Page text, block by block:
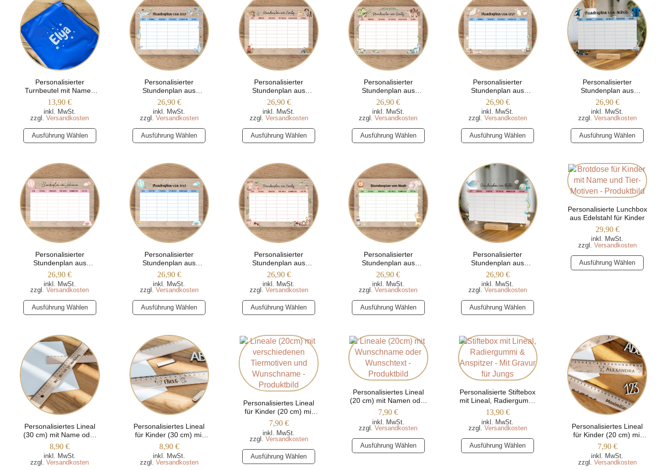
Personalisierter
Turnbeutel mit Namen
und Sternenmotiven
13,90€
inkl. MwSt.
zzgl.Versandkosten
Ausführung Wählen
Dieses
Produkt
mehrere
Varianten
auf.
Die
Optionen
können
auf
Produktseite
gewählt
werden
Personalisierter
Stundenplan aus
Acrylglas – Weltraum
26,90 €
inkl. MwSt.
zzgl. Versandkosten
Ausführung Wählen
Dieses
Produkt
mehrere
Varianten
auf.
Die
Optionen
können
auf
Produktseite
gewählt
werden
Personalisierter
Stundenplan aus
Acrylglas – Bauernhof
26,90 €
inkl. MwSt.
zzgl. Versandkosten
Ausführung Wählen
Dieses
Produkt
mehrere
Varianten
auf.
Die
Optionen
können
auf
Produktseite
gewählt
werden
Personalisierter
Stundenplan aus
Acrylglas – Dinosaurier
26,90€
inkl. MwSt.
zzgl.Versandkosten
Ausführung Wählen
Dieses
Produkt
mehrere
Varianten
auf.
Die
Optionen
können
auf
Produktseite
gewählt
werden
Personalisierter
Stundenplan aus
Acrylglas – Magiewelt
26,90 €
inkl. MwSt.
zzgl. Versandkosten
Ausführung Wählen
Dieses
Produkt
mehrere
Varianten
auf.
Die
Optionen
können
auf
Produktseite
gewählt
werden
Personalisierter
Stundenplan aus
Acrylglas – Fußball
26,90 €
inkl. MwSt.
zzgl. Versandkosten
Ausführung Wählen
Dieses
Produkt
mehrere
Varianten
auf.
Die
Optionen
können
der
gewählt
Personalisierter
Stundenplan aus
Acrylglas – Fantasiewelt
(Rosa)
26,90€
inkl. MwSt.
zzgl.Versandkosten
Ausführung Wählen
Dieses
Produkt
mehrere
Varianten
auf.
Die
Optionen
können
auf
Produktseite
gewählt
Personalisierter
Stundenplan aus
Acrylglas – Fantasiewelt
(Blau)
26,90 €
inkl. MwSt.
zzgl. Versandkosten
Ausführung Wählen
Dieses
Produkt
mehrere
Varianten
auf.
Optionen
können
auf
Produktseite
gewählt
Personalisierter
Stundenplan aus
Acrylglas – Motiv
Waldtiere
26,90 €
inkl. MwSt.
zzgl. Versandkosten
Ausführung Wählen
Dieses
Produkt
mehrere
Varianten
auf.
Die
Optionen
können
auf
der
Produktseite
gewählt
werden
Personalisierter
Stundenplan aus
Acrylglas – Motiv Safari
26,90€
inkl. MwSt.
zzgl.Versandkosten
Ausführung Wählen
Dieses
Produkt
mehrere
Varianten
Die
Optionen
können
auf
Produktseite
gewählt
werden
Personalisierter
Stundenplan aus
Acrylglas – Motiv
Meerestiere
26,90 €
inkl. MwSt.
zzgl. Versandkosten
Ausführung Wählen
Dieses
Produkt
mehrere
Varianten
auf.
Die
Optionen
können
auf
Produktseite
gewählt
werden
Personalisierte Lunchbox
aus Edelstahl für Kinder
29,90 €
inkl. MwSt.
zzgl. Versandkosten
Ausführung Wählen
Dieses
Produkt
Optionen
können
auf
der
Produktseite
gewählt
werden
Personalisiertes Lineal
(30 cm) mit Name oder
Wunschtext
8,90€
inkl. MwSt.
zzgl.Versandkosten
Personalisiertes Lineal
für Kinder (30 cm) mit
Tiermotiven
8,90 €
inkl. MwSt.
zzgl. Versandkosten
Personalisiertes Lineal
für Kinder (20 cm) mit
Tiermotiven
7,90 €
inkl. MwSt.
zzgl. Versandkosten
Ausführung Wählen
Dieses
Produkt
Personalisiertes Lineal
(20 cm) mit Namen oder
Wunschtext
7,90€
inkl. MwSt.
zzgl.Versandkosten
Ausführung Wählen
Dieses
Produkt
Personalisierte Stiftebox
mit Lineal, Radiergummi
& Anspitzer
13,90 €
inkl. MwSt.
zzgl. Versandkosten
Ausführung Wählen
Dieses
Produkt
Personalisiertes Lineal
für Kinder (20 cm) mit
verschiedenen Motiven
7,90 €
inkl. MwSt.
zzgl. Versandkosten